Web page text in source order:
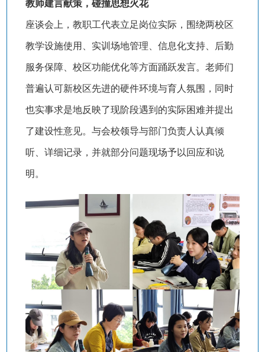
教师建言献策，碰撞思想火花
座谈会上，教职工代表立足岗位实际，围绕两校区
教学设施使用、实训场地管理、信息化支持、后勤
服务保障、校区功能优化等方面踊跃发言。老师们
普遍认可新校区先进的硬件环境与育人氛围，同时
也实事求是地反映了现阶段遇到的实际困难并提出
了建设性意见。与会校领导与部门负责人认真倾
听、详细记录，并就部分问题现场予以回应和说
明。